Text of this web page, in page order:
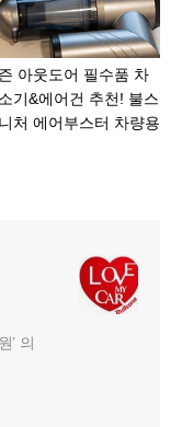
아웃도어 필수품 차
기&에어건 추천! 불스
처 에어부스터 차량용
’ 의